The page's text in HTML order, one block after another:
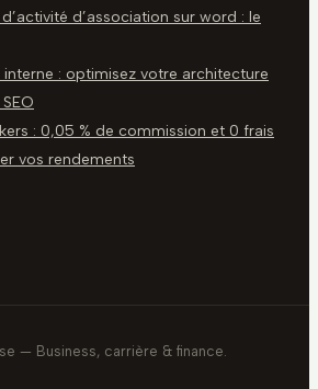
d’association sur word : le
: optimisez votre architecture
: 0,05 % de commission et 0 frais
vos rendements
— Business, carrière & finance.